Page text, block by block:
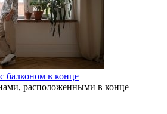
балконом в конце
расположенными в конце